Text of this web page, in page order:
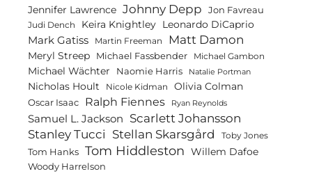
Jennifer Lawrence Johnny Depp Jon Favreau
Judi Dench Keira Knightley Leonardo DiCaprio
Mark Gatiss Martin Freeman Matt Damon
Meryl Streep Michael Fassbender Michael Gambon
Michael Wächter Naomie Harris Natalie Portman
Nicholas Hoult Nicole Kidman Olivia Colman
Oscar Isaac Ralph Fiennes Ryan Reynolds
Samuel L. Jackson Scarlett Johansson
Stanley Tucci Stellan Skarsgård Toby Jones
Tom Hanks Tom Hiddleston Willem Dafoe
Woody Harrelson